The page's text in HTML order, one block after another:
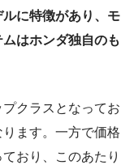
に特徴があり、モ
はホンダ独自のも
クラスとなってお
ます。一方で価格
おり、このあたり